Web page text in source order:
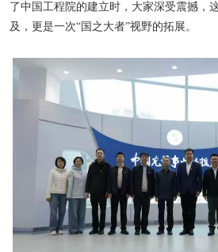
了中国工程院的建立时，大家深受震撼，
及，更是一次“国之大者”视野的拓展。